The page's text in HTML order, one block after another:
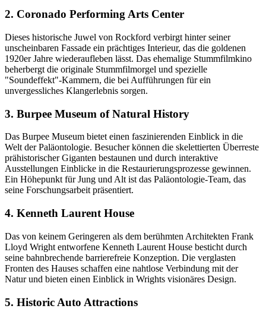
2. Coronado Performing Arts Center
Dieses historische Juwel von Rockford verbirgt hinter seiner
unscheinbaren Fassade ein prächtiges Interieur, das die goldenen
1920er Jahre wiederaufleben lässt. Das ehemalige Stummfilmkino
beherbergt die originale Stummfilmorgel und spezielle
"Soundeffekt"-Kammern, die bei Aufführungen für ein
unvergessliches Klangerlebnis sorgen.
3. Burpee Museum of Natural History
Das Burpee Museum bietet einen faszinierenden Einblick in die
Welt der Paläontologie. Besucher können die skelettierten Überreste
prähistorischer Giganten bestaunen und durch interaktive
Ausstellungen Einblicke in die Restaurierungsprozesse gewinnen.
Ein Höhepunkt für Jung und Alt ist das Paläontologie-Team, das
seine Forschungsarbeit präsentiert.
4. Kenneth Laurent House
Das von keinem Geringeren als dem berühmten Architekten Frank
Lloyd Wright entworfene Kenneth Laurent House besticht durch
seine bahnbrechende barrierefreie Konzeption. Die verglasten
Fronten des Hauses schaffen eine nahtlose Verbindung mit der
Natur und bieten einen Einblick in Wrights visionäres Design.
5. Historic Auto Attractions